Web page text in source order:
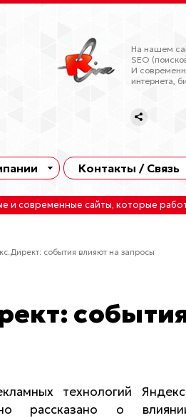
На нашем
SEO
И
интернета,
Контакты / Связь
и современные сайты, которые
события влияют на запросы
технологий
рассказано о